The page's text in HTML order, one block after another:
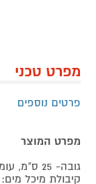
מפרט טכני
פרטים נוספים
מפרט המוצר
גובה- 25 ס"מ, עומק- 42.6 ס"מ, רוחב- 13.6 ס"מ.
קיבולת מיכל מים: 0.6 ליטר.